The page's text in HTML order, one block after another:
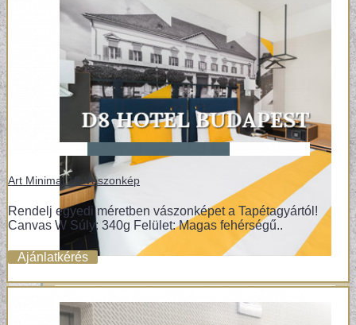
Art Minimal 18-Vászonkép
Rendelj egyedi méretben vászonképet a Tapétagyártól!
Canvas W Súly: 340g Felület: Magas fehérségű..
Ajánlatkérés